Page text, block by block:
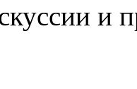
и